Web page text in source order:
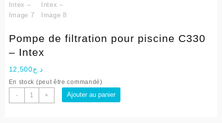
Pompe de filtration pour piscine C330
– Intex
د.ج12,500
En stock (peut être commandé)
-
quantité
de
+ Ajouter au panier